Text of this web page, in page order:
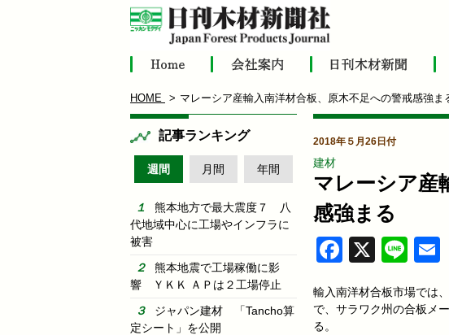
HOME マレーシア産輸入南洋材合板、原木不足への警戒感強ま
2018年５月26日付
建材
マレーシア産
感強まる
Facebook
X Line
輸入南洋材合板市場では
で、サラワク州の合板メ
る。
記事ランキング
週間 月間 年間
熊本地方で最大震度７ 八
代地域中心に工場やインフラに
被害
熊本地震で工場稼働に影
響 ＹＫＫ ＡＰは２工場停止
ジャパン建材 「Tancho算
定シート」を公開